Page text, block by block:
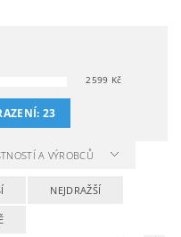
2599 Kč
23
A VÝROBCŮ
NEJDRAŽŠÍ